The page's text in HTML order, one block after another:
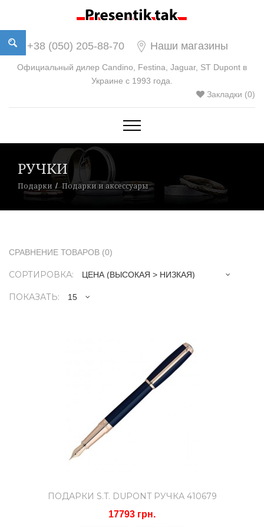
+38 (050) 205-88-70 Наши магазины
Официальный дилер Candino, Festina, Jaguar, ST Dupont в
Украине с 1993 года.
Закладки (0)
РУЧКИ
Подарки Подарки и аксессуары
СРАВНЕНИЕ ТОВАРОВ (0)
СОРТИРОВКА:
ПОКАЗАТЬ:
Подарки S.T. DUPONT Ручка
Тип ручек: Перьевая ручкаМатериал
корпуса: Латунь..
Подарки S.T. DUPONT Ручка
ПОДАРКИ S.T. DUPONT РУЧКА 410679
17793 грн.